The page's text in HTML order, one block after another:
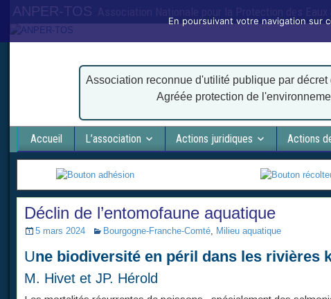
ANPER-TOS
Association reconnue d'utilité publique par décret
Agréée protection de
Accueil L’association Actions juridiques Actions
Déclin de l’entomofaune aquatique
5 mars 2024 Bourgogne-Franche-Comté, Milieu aquatique
Une biodiversité en péril dans les rivières
M. Hivet et JP. Hérold
En poursuivant votre navigation sur